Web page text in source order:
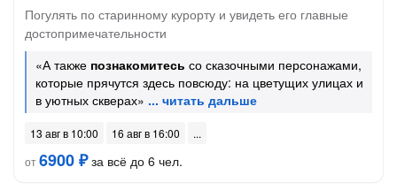
Погулять по старинному курорту и увидеть его главные
достопримечательности
«А также познакомитесь со сказочными персонажами,
которые прячутся здесь повсюду: на цветущих улицах и
в уютных скверах»
13 авг в 10:00
16 авг в 16:00
от6900 ₽за всё до 6 чел.